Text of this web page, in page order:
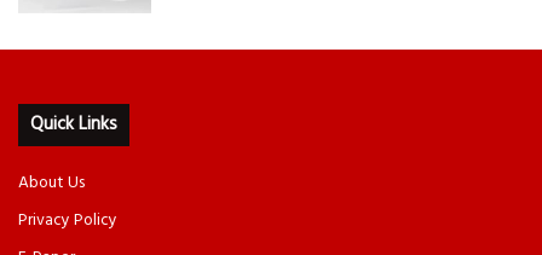
Quick Links
About Us
Privacy Policy